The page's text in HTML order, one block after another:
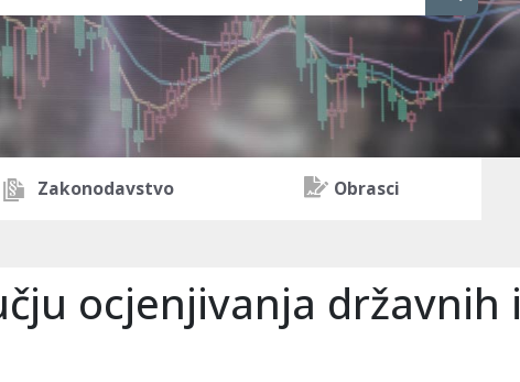
Zakonodavstvo Obrasci
ocjenjivanja državnih i